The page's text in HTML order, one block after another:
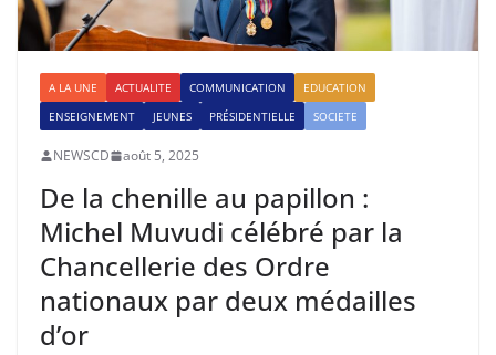
A LA UNE ACTUALITE COMMUNICATION
EDUCATION
ENSEIGNEMENT
JEUNES PRÉSIDENTIELLE SOCIETE
NEWSCD août 5, 2025
De la chenille au papillon :
Michel Muvudi célébré par la
Chancellerie des Ordre
nationaux par deux médailles
d’or